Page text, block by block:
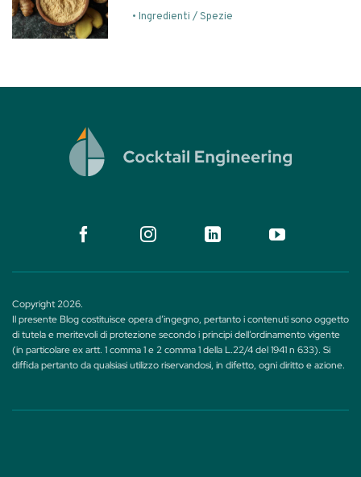
• Ingredienti / Spezie
Copyright 2026.
Il presente Blog costituisce opera d’ingegno, pertanto i contenuti sono oggetto
di tutela e meritevoli di protezione secondo i principi dell’ordinamento vigente
(in particolare ex artt. 1 comma 1 e 2 comma 1 della L.22/4 del 1941 n 633). Si
diffida pertanto da qualsiasi utilizzo riservandosi, in difetto, ogni diritto e azione.